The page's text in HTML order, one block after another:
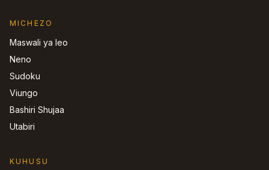
MICHEZO
Maswali ya leo
Neno
Sudoku
Viungo
Bashiri Shujaa
Utabiri
KUHUSU